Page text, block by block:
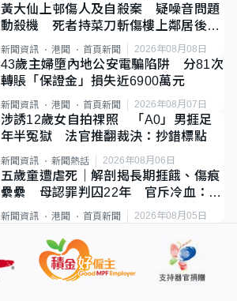
黃大仙上邨傷人及自殺案 疑噪音問題
動殺機 死者持菜刀斬傷樓上鄰居後墮
斃
新聞資訊 港聞 首頁新聞 2026年08月08日
43歲主婦墮內地公安電騙陷阱 分81次
轉賬「保證金」損失近6900萬元
新聞資訊 港聞 首頁新聞 2026年08月07日
涉誘12歲女自拍祼照 「A0」男捱足
年半冤獄 法官推翻裁決：抄錯標點
新聞資訊 新聞熱話 2026年08月06日
五歲童遭虐死｜解剖揭長期捱餓、傷痕
纍纍 母認罪判囚22年 官斥冷血：同
類案最惡劣
新聞資訊 港聞 首頁新聞 2026年08月05日